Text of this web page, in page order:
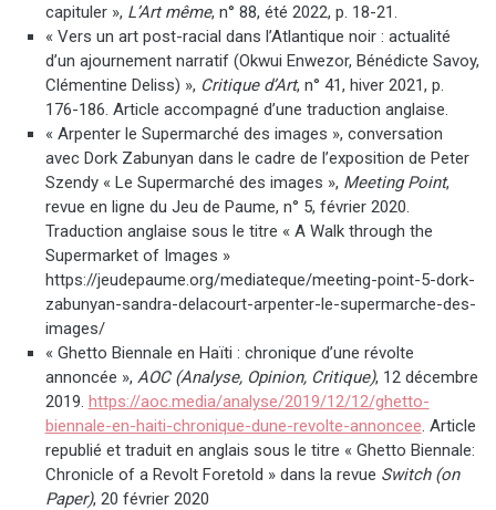
capituler », L’Art même, n° 88, été 2022, p. 18-21.
« Vers un art post-racial dans l’Atlantique noir : actualité
d’un ajournement narratif (Okwui Enwezor, Bénédicte Savoy,
Clémentine Deliss) », Critique d’Art, n° 41, hiver 2021, p.
176-186. Article accompagné d’une traduction anglaise.
« Arpenter le Supermarché des images », conversation
avec Dork Zabunyan dans le cadre de l’exposition de Peter
Szendy « Le Supermarché des images », Meeting Point,
revue en ligne du Jeu de Paume, n° 5, février 2020.
Traduction anglaise sous le titre « A Walk through the
Supermarket of Images »
https://jeudepaume.org/mediateque/meeting-point-5-dork-
zabunyan-sandra-delacourt-arpenter-le-supermarche-des-
images/
« Ghetto Biennale en Haïti : chronique d’une révolte
annoncée », AOC (Analyse, Opinion, Critique), 12 décembre
2019. https://aoc.media/analyse/2019/12/12/ghetto-
biennale-en-haiti-chronique-dune-revolte-annoncee. Article
republié et traduit en anglais sous le titre « Ghetto Biennale:
Chronicle of a Revolt Foretold » dans la revue Switch (on
Paper), 20 février 2020